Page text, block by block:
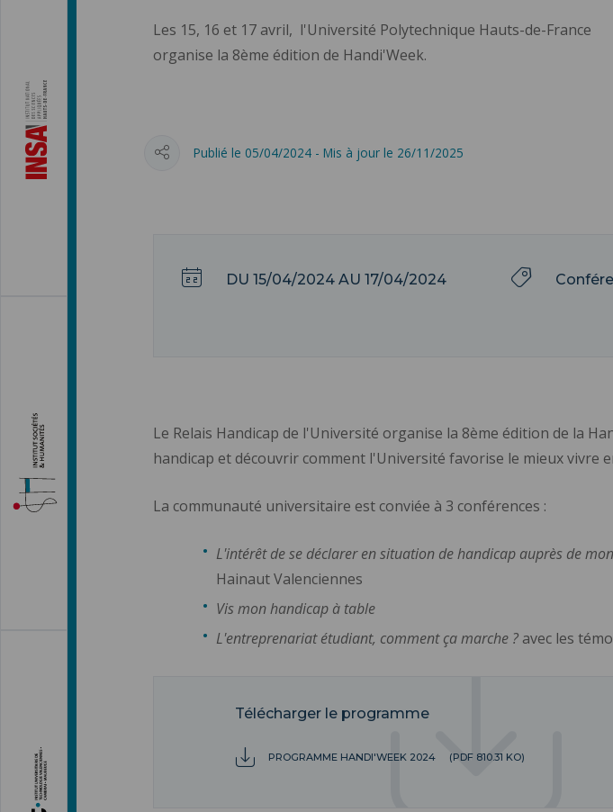
Les 15, 16 et 17 avril, l'Université Polytechnique Hauts-de-France
organise la 8ème édition de Handi'Week.
Publié le 05/04/2024 - Mis à jour le 26/11/2025
DU 15/04/2024AU 17/04/2024
Le Relais Handicap de l'Université organise la 8ème édition de la
handicap et découvrir comment l'Université favorise le mieux vivre
La communauté universitaire est conviée à 3 conférences :
L'intérêt de se déclarer en situation de handicap auprès de
Hainaut Valenciennes
Vis mon handicap à table
L'entreprenariat étudiant, comment ça marche ? avec les
Télécharger le programme
PROGRAMME HANDI'WEEK 2024 (PDF 810.31 KO)